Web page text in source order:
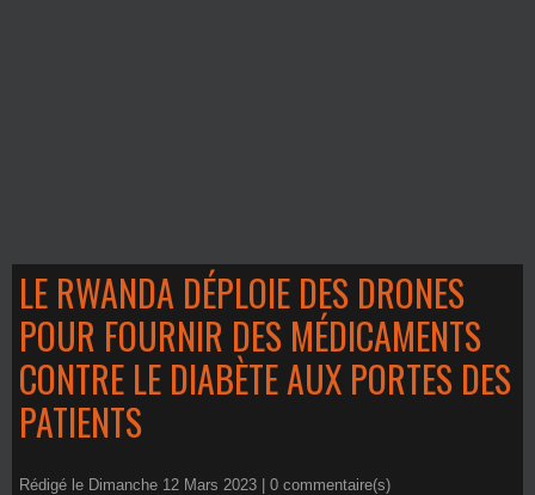
LE RWANDA DÉPLOIE DES DRONES
POUR FOURNIR DES MÉDICAMENTS
CONTRE LE DIABÈTE AUX PORTES DES
PATIENTS
Rédigé le Dimanche 12 Mars 2023 | 0 commentaire(s)